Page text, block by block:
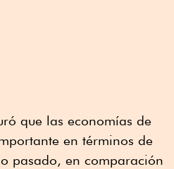
que las economías de
en términos de
pasado, en comparación